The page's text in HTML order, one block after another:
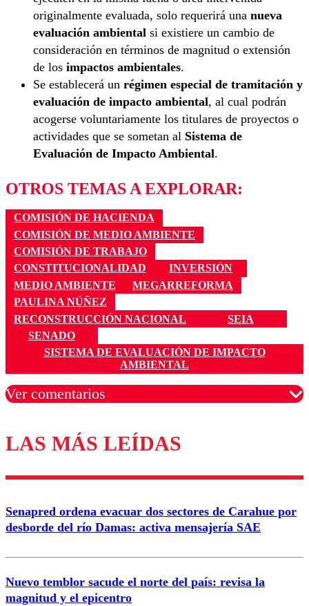
originalmente evaluada, solo requerirá una nueva
evaluación ambiental si existiere un cambio de
consideración en términos de magnitud o extensión
de los impactos ambientales.
Se establecerá un régimen especial de tramitación y
evaluación de impacto ambiental, al cual podrán
acogerse voluntariamente los titulares de proyectos o
actividades que se sometan al Sistema de
Evaluación de Impacto Ambiental.
OTROS TEMAS A EXPLORAR:
COMISIÓN DE HACIENDA
COMISIÓN DE MEDIO AMBIENTE
COMISIÓN DE TRABAJO
CONSTITUCIONALIDAD
INVERSIÓN
MEDIO AMBIENTE
MEGARREFORMA
PAULINA NÚÑEZ
RECONSTRUCCIÓN NACIONAL
SEIA
SENADO
SISTEMA DE EVALUACIÓN DE IMPACTO
AMBIENTAL
Ver comentarios
Los comentarios son moderados para garantizar un
diálogo respetuoso.
Nombre
Correo
LAS MÁS LEÍDAS
Senapred ordena evacuar dos sectores de Carahue por
desborde del río Damas: activa mensajería SAE
Nuevo temblor sacude el norte del país: revisa la
magnitud y el epicentro